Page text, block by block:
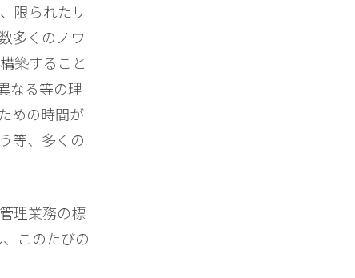
限られたリ
多くのノウ
築すること
なる等の理
めの時間が
等、多くの
理業務の標
このたびの